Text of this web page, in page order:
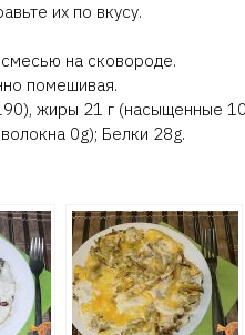
их по вкусу.
на сковороде.
помешивая.
жиры 21 г (насыщенные
0g); Белки 28g.